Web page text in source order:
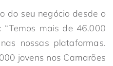
do seu negócio desde o
“Temos mais de 46.000
nossas plataformas.
jovens nos Camarões